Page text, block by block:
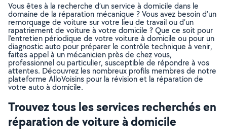
Vous êtes à la recherche d’un service à domicile dans le
domaine de la réparation mécanique ? Vous avez besoin d’un
remorquage de voiture sur votre lieu de travail ou d’un
rapatriement de voiture à votre domicile ? Que ce soit pour
l’entretien périodique de votre voiture à domicile ou pour un
diagnostic auto pour préparer le contrôle technique à venir,
faites appel à un mécanicien près de chez vous,
professionnel ou particulier, susceptible de répondre à vos
attentes. Découvrez les nombreux profils membres de notre
plateforme AlloVoisins pour la révision et la réparation de
votre auto à domicile.
Trouvez tous les services recherchés en
réparation de voiture à domicile